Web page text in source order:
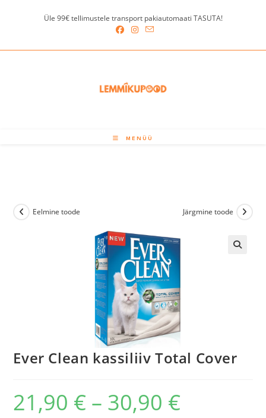
Üle 99€ tellimustele transport pakiautomaati TASUTA!
MENÜÜ
Eelmine toode Järgmine toode
Ever Clean kassiliiv Total Cover
21,90 € – 30,90 €